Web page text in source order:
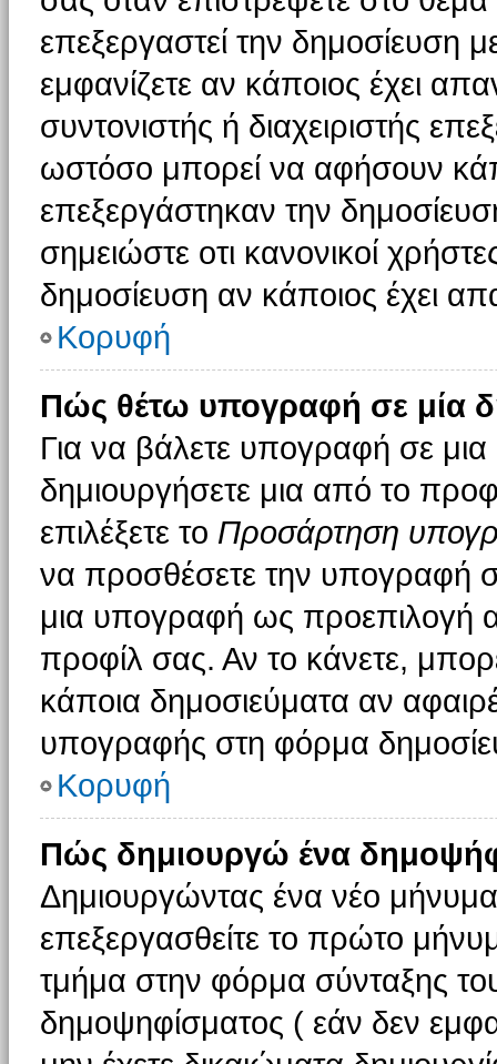
επεξεργαστεί την δημοσίευση
εμφανίζετε αν κάποιος έχει
συντονιστής ή διαχειριστής
ωστόσο μπορεί να αφήσουν
επεξεργάστηκαν την
σημειώστε οτι κανονικοί
δημοσίευση αν κάποιος έχει
Κορυφή
Πώς θέτω υπογραφή σε μία
Για να βάλετε υπογραφή σε
δημιουργήσετε μια από το
επιλέξετε το Προσάρτηση
να προσθέσετε την υπογραφή
μια υπογραφή ως προεπιλογή
προφίλ σας. Αν το κάνετε,
κάποια δημοσιεύματα αν
υπογραφής στη φόρμα
Κορυφή
Πώς δημιουργώ ένα
Δημιουργώντας ένα νέο
επεξεργασθείτε το πρώτο
τμήμα στην φόρμα σύνταξης
δημοψηφίσματος ( εάν δεν